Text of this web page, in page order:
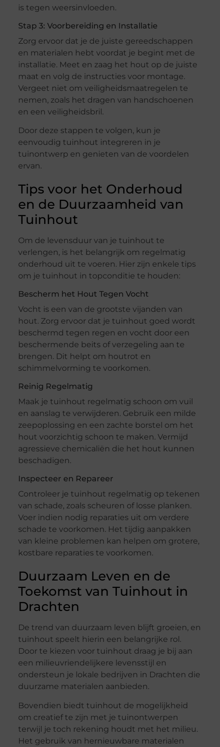
is tegen weersinvloeden.
Stap 3: Voorbereiding en Installatie
Zorg ervoor dat je de juiste gereedschappen
en materialen hebt voordat je begint met de
installatie. Meet en zaag het hout op de juiste
maat en volg de instructies voor montage.
Vergeet niet om veiligheidsmaatregelen te
nemen, zoals het dragen van handschoenen
en een veiligheidsbril.
Door deze stappen te volgen, kun je
eenvoudig tuinhout integreren in je
tuinontwerp en genieten van de voordelen
ervan.
Tips voor het Onderhoud
en de Duurzaamheid van
Tuinhout
Om de levensduur van je tuinhout te
verlengen, is het belangrijk om regelmatig
onderhoud uit te voeren. Hier zijn enkele tips
om je tuinhout in topconditie te houden:
Bescherm het Hout Tegen Vocht
Vocht is een van de grootste vijanden van
hout. Zorg ervoor dat je tuinhout goed wordt
beschermd tegen regen en vocht door een
beschermende beits of verzegeling aan te
brengen. Dit helpt om houtrot en
schimmelvorming te voorkomen.
Reinig Regelmatig
Maak je tuinhout regelmatig schoon om vuil
en aanslag te verwijderen. Gebruik een milde
zeepoplossing en een zachte borstel om het
hout voorzichtig schoon te maken. Vermijd
agressieve chemicaliën die het hout kunnen
beschadigen.
Inspecteer en Repareer
Controleer je tuinhout regelmatig op tekenen
van schade, zoals scheuren of losse planken.
Voer indien nodig reparaties uit om verdere
schade te voorkomen. Het tijdig aanpakken
van kleine problemen kan helpen om grotere,
kostbare reparaties te voorkomen.
Duurzaam Leven en de
Toekomst van Tuinhout in
Drachten
De trend van duurzaam leven blijft groeien, en
tuinhout speelt hierin een belangrijke rol.
Door te kiezen voor tuinhout draag je bij aan
een milieuvriendelijkere levensstijl en
ondersteun je lokale bedrijven in Drachten die
duurzame materialen aanbieden.
Bovendien biedt tuinhout de mogelijkheid
om creatief te zijn met je tuinontwerpen
terwijl je toch rekening houdt met het milieu.
Het gebruik van hernieuwbare materialen